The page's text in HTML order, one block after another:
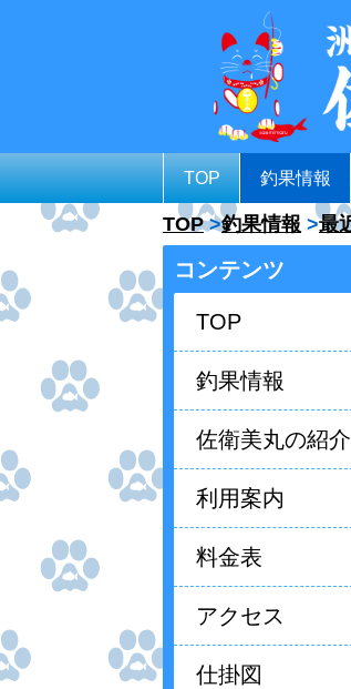
TOP 釣果情報
TOP 釣果情報 最
コンテンツ
TOP
釣果情報
佐衛美丸の紹介
利用案内
料金表
アクセス
仕掛図